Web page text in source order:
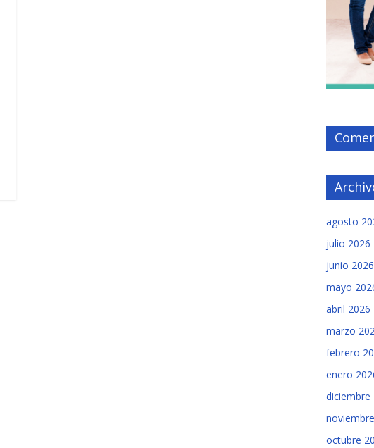
agosto
julio 2026
junio 2026
mayo
abril 2026
marzo
febrero
enero
diciembre
octubre